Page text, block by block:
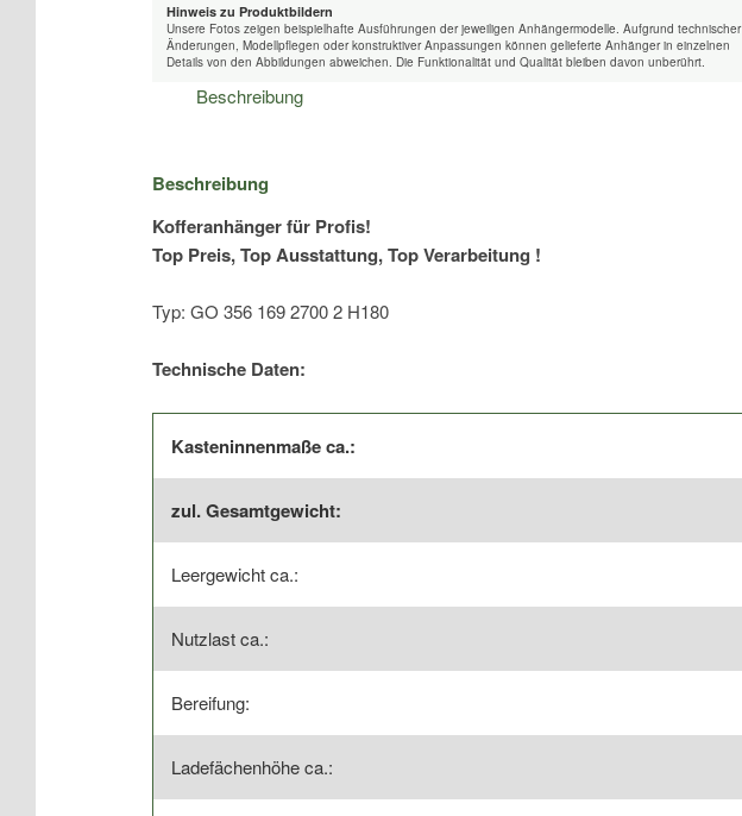
Hinweis zu Produktbildern
Unsere Fotos zeigen beispielhafte Ausführungen der jeweiligen Anhängermodelle. Aufgrund technischer
Änderungen, Modellpflegen oder konstruktiver Anpassungen können gelieferte Anhänger in einzelnen
Details von den Abbildungen abweichen. Die Funktionalität und Qualität bleiben davon unberührt.
Beschreibung
Beschreibung
Kofferanhänger für Profis!
Top Preis, Top Ausstattung, Top Verarbeitung !
Typ: GO 356 169 2700 2 H180
Technische Daten:
Kasteninnenmaße ca.:
zul. Gesamtgewicht:
Leergewicht ca.:
Nutzlast ca.:
Bereifung:
Ladefächenhöhe ca.: